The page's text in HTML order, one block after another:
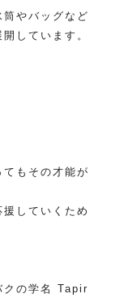
やバッグなど
しています。
もその才能が
していくため
クの学名 Tapir